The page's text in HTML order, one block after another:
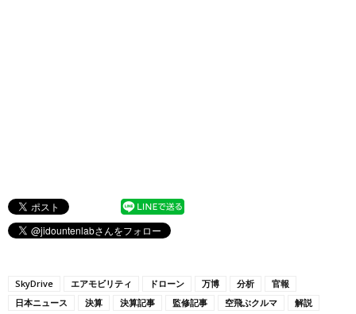
SkyDrive エアモビリティ ドローン 万博 分析
官報
日本ニュース
決算 決算記事 監修記事 空飛ぶクルマ
解説